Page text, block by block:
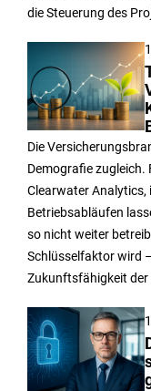
die Steuerung des
Die
Demografie zugleich.
Clearwater Analytics,
Betriebsabläufen
so nicht weiter
Schlüsselfaktor wird
Zukunftsfähigkeit der